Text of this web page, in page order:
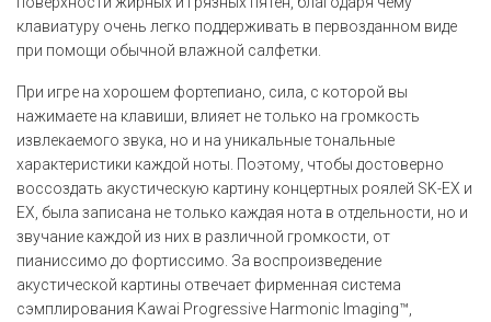
клавиатуру очень легко поддерживать в первозданном виде
при помощи обычной влажной салфетки.
При игре на хорошем фортепиано, сила, с которой вы
нажимаете на клавиши, влияет не только на громкость
извлекаемого звука, но и на уникальные тональные
характеристики каждой ноты. Поэтому, чтобы достоверно
воссоздать акустическую картину концертных роялей SK-EX и
EX, была записана не только каждая нота в отдельности, но и
звучание каждой из них в различной громкости, от
пианиссимо до фортиссимо. За воспроизведение
акустической картины отвечает фирменная система
сэмплирования Kawai Progressive Harmonic Imaging™,